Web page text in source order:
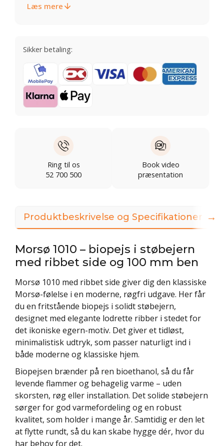
Læs mere
Sikker betaling:
Ring til os
52 700 500
Book video
præsentation
Produktbeskrivelse og Specifikationer
Morsø 1010 – biopejs i støbejern
med ribbet side og 100 mm ben
Morsø 1010 med ribbet side giver dig den klassiske
Morsø-følelse i en moderne, røgfri udgave. Her får
du en fritstående biopejs i solidt støbejern,
designet med elegante lodrette ribber i stedet for
det ikoniske egern-motiv. Det giver et tidløst,
minimalistisk udtryk, som passer naturligt ind i
både moderne og klassiske hjem.
Biopejsen brænder på ren bioethanol, så du får
levende flammer og behagelig varme – uden
skorsten, røg eller installation. Det solide støbejern
sørger for god varmefordeling og en robust
kvalitet, som holder i mange år. Samtidig er den let
at flytte rundt, så du kan skabe hygge dér, hvor du
har behov for det.
→